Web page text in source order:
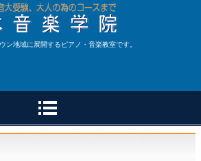
ン地域に展開するピアノ・音楽教室です。